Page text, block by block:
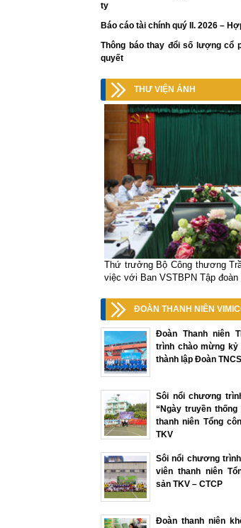
ty
Báo cáo tài chính quý II. 2026 –
Thông báo thay đổi số lượng cổ
quyết
THƯ VIỆN ẢNH
Thứ trưởng Bộ Công thương
việc với Ban VSTBPN Tập đoàn
ĐOÀN THANH NIÊN
Đoàn Thanh niên
trình chào mừng kỷ
thành lập Đoàn
Sôi nổi chương
“Ngày truyền
thanh niên Tổng
TKV
Sôi nổi chương
viên thanh niên
sản TKV – CTCP
Đoàn thanh niên